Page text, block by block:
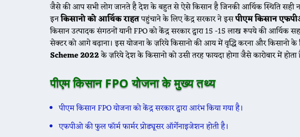
जैसे की आप सभी लोग जानते है देश के बहुत से ऐसे किसान है जिनकी आर्थिक स्थिति सही
इनकिसानो को आर्थिक राहतपहुंचाने के लिए केंद्र सरकार ने इसपीएम किसान
किसान उत्पादक संगठनों यानी FPO को केंद्र सरकार द्वारा 15 -15 लाख रूपये की आर्थिक
सेक्टर को आगे बढ़ाना। इस योजना के ज़रिये किसानो की आय में वृद्धि करना और किसानो के
Scheme 2022के ज़रिये देश के किसानो को उसी तरह फायदा होगा जैसे कारोबार में होता
पीएम किसान FPO योजना के मुख्य तथ्य
पीएम किसान FPO योजना को केंद्र सरकार द्वारा आरंभ किया गया है।
एफपीओ की फुल फॉर्म फार्मर प्रोड्यूसर ऑर्गेनाइजेशन होती है।